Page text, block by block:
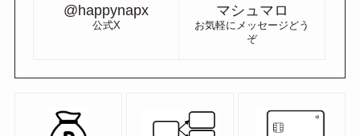
@happynapx
公式X
マシュマロ
お気軽にメッセージどう
ぞ